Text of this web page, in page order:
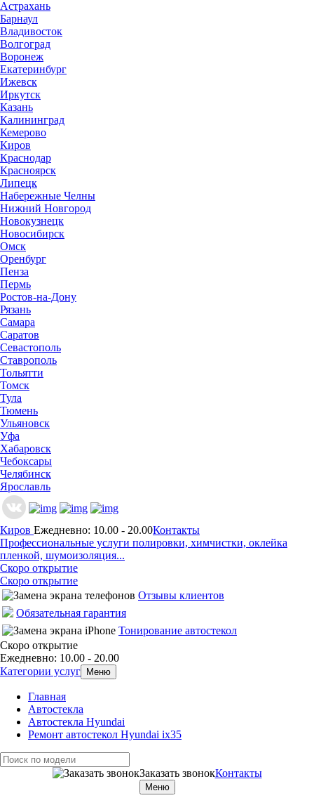
Астрахань
Барнаул
Владивосток
Волгоград
Воронеж
Екатеринбург
Ижевск
Иркутск
Казань
Калининград
Кемерово
Киров
Краснодар
Красноярск
Липецк
Набережные Челны
Нижний Новгород
Новокузнецк
Новосибирск
Омск
Оренбург
Пенза
Пермь
Ростов-на-Дону
Рязань
Самара
Саратов
Севастополь
Ставрополь
Тольятти
Томск
Тула
Тюмень
Ульяновск
Уфа
Хабаровск
Чебоксары
Челябинск
Ярославль
Киров Ежедневно: 10.00 - 20.00Контакты
Профессиональные услуги полировки, химчистки, оклейка
пленкой, шумоизоляция...
Скоро открытие
Скоро открытие
Отзывы клиентов
Обязательная гарантия
Тонирование автостекол
Скоро открытие
Ежедневно: 10.00 - 20.00
Категории услуг
Меню
Главная
Автостекла
Автостекла Hyundai
Ремонт автостекол Hyundai ix35
Заказать звонокКонтакты
Меню